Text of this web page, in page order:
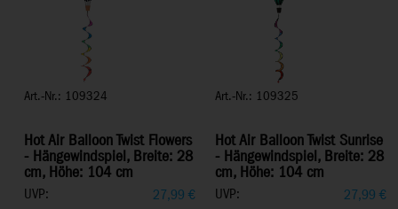
Art.-Nr.: 109324
Hot Air Balloon Twist Flowers
- Hängewindspiel, Breite: 28
cm, Höhe: 104 cm
UVP: 27,99 €
Art.-Nr.: 109325
Hot Air Balloon Twist Sunrise
- Hängewindspiel, Breite: 28
cm, Höhe: 104 cm
UVP: 27,99 €